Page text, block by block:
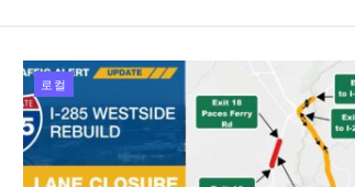
로컬